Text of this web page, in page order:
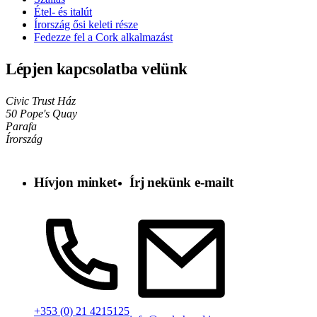
Étel- és italút
Írország ősi keleti része
Fedezze fel a Cork alkalmazást
Lépjen kapcsolatba velünk
Civic Trust Ház
50 Pope's Quay
Parafa
Írország
Hívjon minket
+353 (0) 21 4215125
Írj nekünk e-mailt